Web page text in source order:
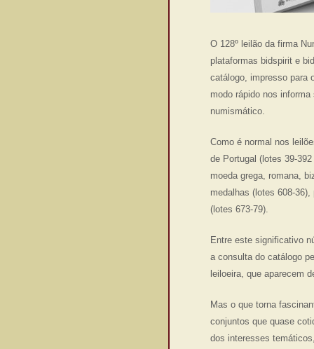
O 128º leilão da firma
plataformas bidspirit e
catálogo, impresso para
modo rápido nos
numismático.
Como é normal nos
de Portugal (lotes 39-
moeda grega, romana,
medalhas (lotes 608-
(lotes 673-79).
Entre este significativo
a consulta do catálogo
leiloeira, que aparecem
Mas o que torna
conjuntos que quase
dos interesses